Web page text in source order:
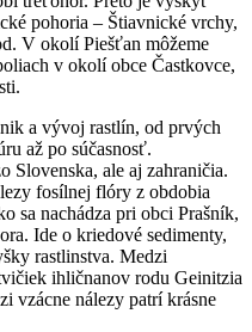
pohoria – Štiavnické vrchy,
V okolí Piešťan môžeme
v okolí obce Častkovce,
a vývoj rastlín, od prvých
až po súčasnosť.
Slovenska, ale aj zahraničia.
fosílnej flóry z obdobia
sa nachádza pri obci Prašník,
Ide o kriedové sedimenty,
rastlinstva. Medzi
ihličnanov rodu Geinitzia
vzácne nálezy patrí krásne